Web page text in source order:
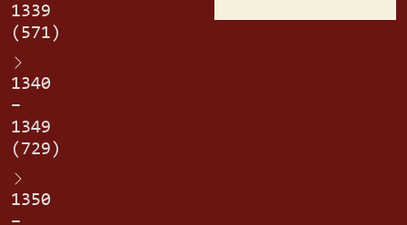
1339
(571)
1340
–
1349
(729)
1350